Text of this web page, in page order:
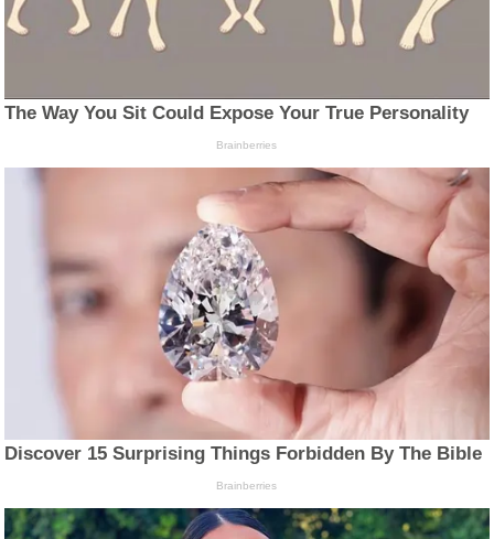
The Way You Sit Could Expose Your True Personality
Brainberries
Discover 15 Surprising Things Forbidden By The Bible
Brainberries